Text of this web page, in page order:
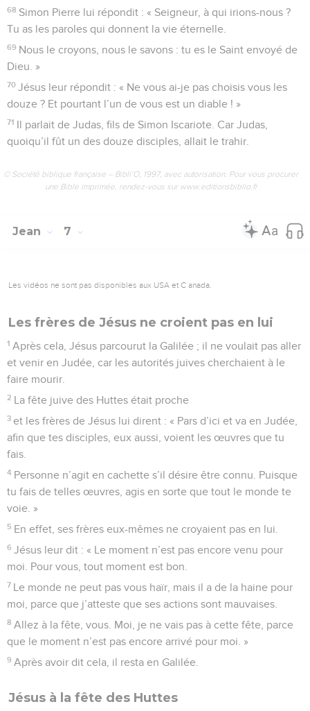
68 Simon Pierre lui répondit : « Seigneur, à qui irions-nous ?
Tu as les paroles qui donnent la vie éternelle.
69 Nous le croyons, nous le savons : tu es le Saint envoyé de
Dieu. »
70 Jésus leur répondit : « Ne vous ai-je pas choisis vous les
douze ? Et pourtant l’un de vous est un diable ! »
71 Il parlait de Judas, fils de Simon Iscariote. Car Judas,
quoiqu’il fût un des douze disciples, allait le trahir.
© Société biblique française – Bibli’O, 1997, avec autorisation. Pour vous procurer
une Bible imprimée, rendez-vous sur www.editionsbiblio.fr
Jean 7
Les vidéos ne sont pas disponibles aux USA et C anada.
Les frères de Jésus ne croient pas en lui
1 Après cela, Jésus parcourut la Galilée ; il ne voulait pas aller
et venir en Judée, car les autorités juives cherchaient à le
faire mourir.
2 La fête juive des Huttes était proche
3 et les frères de Jésus lui dirent : « Pars d’ici et va en Judée,
afin que tes disciples, eux aussi, voient les œuvres que tu
fais.
4 Personne n’agit en cachette s’il désire être connu. Puisque
tu fais de telles œuvres, agis en sorte que tout le monde te
voie. »
5 En effet, ses frères eux-mêmes ne croyaient pas en lui.
6 Jésus leur dit : « Le moment n’est pas encore venu pour
moi. Pour vous, tout moment est bon.
7 Le monde ne peut pas vous haïr, mais il a de la haine pour
moi, parce que j’atteste que ses actions sont mauvaises.
8 Allez à la fête, vous. Moi, je ne vais pas à cette fête, parce
que le moment n’est pas encore arrivé pour moi. »
9 Après avoir dit cela, il resta en Galilée.
Jésus à la fête des Huttes